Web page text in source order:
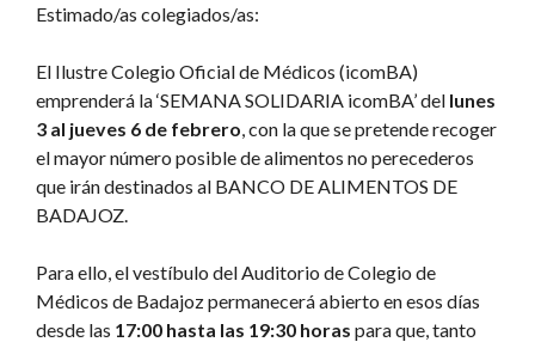
Estimado/as colegiados/as:
El Ilustre Colegio Oficial de Médicos (icomBA)
emprenderá la ‘SEMANA SOLIDARIA icomBA’ del lunes
3 al jueves 6 de febrero , con la que se pretende recoger
el mayor número posible de alimentos no perecederos
que irán destinados al BANCO DE ALIMENTOS DE
BADAJOZ.
Para ello, el vestíbulo del Auditorio de Colegio de
Médicos de Badajoz permanecerá abierto en esos días
desde las 17:00 hasta las 19:30 horas para que, tanto